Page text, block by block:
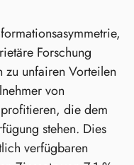
Forschung
zu unfairen Vorteilen
von
die dem
stehen. Dies
verfügbaren